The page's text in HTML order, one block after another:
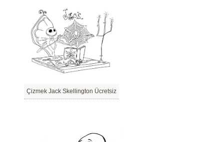
Çizmek Jack Skellington Ücretsiz